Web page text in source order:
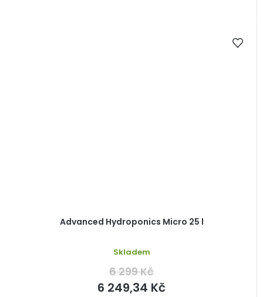
Advanced Hydroponics Micro 25 l
Skladem
6 299 Kč
6 249,34 Kč